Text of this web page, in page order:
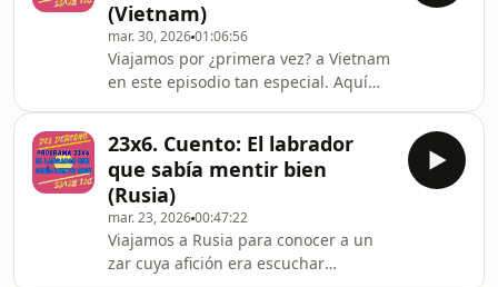
otro del
&quot;revés&quot;).@akiarabooks @santillana_esp
(Vietnam)
mar. 30, 202601:06:56
Viajamos por ¿primera vez? a Vietnam
en este episodio tan especial. Aquí
durante 40 años.Comprobarás lo mal
(o lo bien, no sé yo) que se le dan las
matemáticas el Famoso Dentista del
Bosque. Y el enfado del Profesor ha
hecho que la adivinanza de esta
semana sea dificilísima, creo yo.
23x6. Cuento: El labrador
que sabía mentir bien
(Rusia)
mar. 23, 202600:47:22
Viajamos a Rusia para conocer a un
zar cuya afición era escuchar